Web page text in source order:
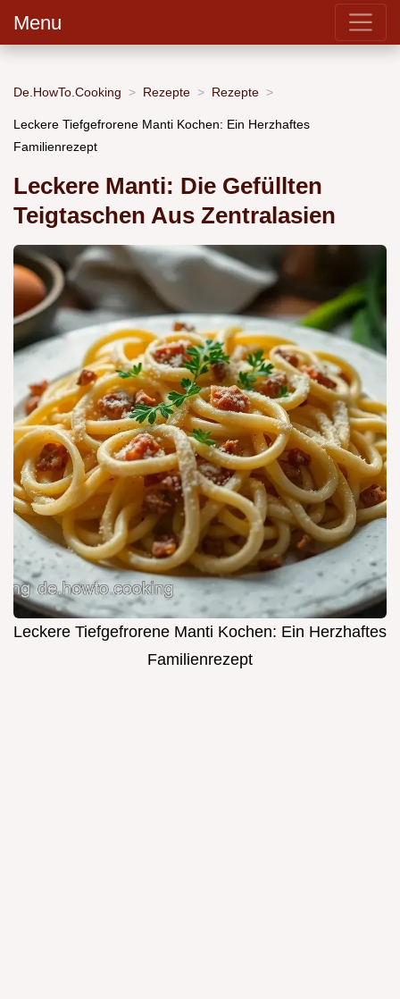
Menu
De.HowTo.Cooking Rezepte Rezepte
Leckere Tiefgefrorene Manti Kochen: Ein Herzhaftes
Familienrezept
Leckere Manti: Die Gefüllten
Teigtaschen Aus Zentralasien
Leckere Tiefgefrorene Manti Kochen: Ein Herzhaftes
Familienrezept